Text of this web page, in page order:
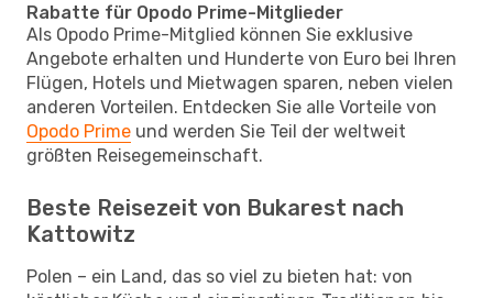
Rabatte für Opodo Prime-Mitglieder
Als Opodo Prime-Mitglied können Sie exklusive
Angebote erhalten und Hunderte von Euro bei Ihren
Flügen, Hotels und Mietwagen sparen, neben vielen
anderen Vorteilen. Entdecken Sie alle Vorteile von
Opodo Prime und werden Sie Teil der weltweit
größten Reisegemeinschaft.
Beste Reisezeit von Bukarest nach
Kattowitz
Polen – ein Land, das so viel zu bieten hat: von